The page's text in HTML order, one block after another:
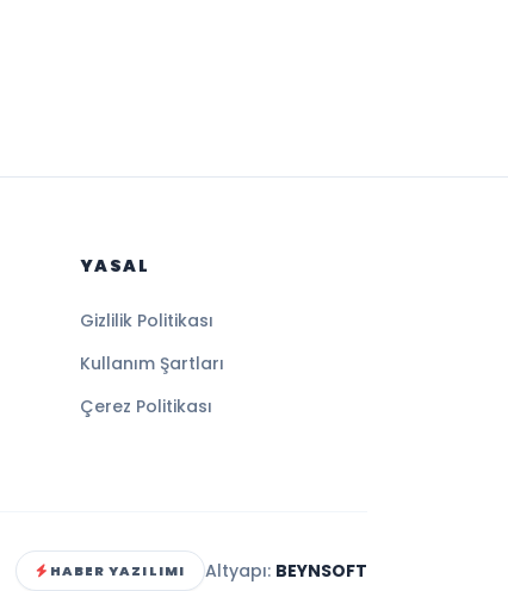
YASAL
Gizlilik Politikası
Kullanım Şartları
Çerez Politikası
HABER YAZILIMI Altyapı: BEYNSOFT